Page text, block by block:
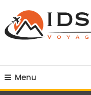
Content
Menu